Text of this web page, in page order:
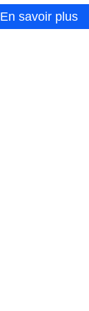
En savoir plus